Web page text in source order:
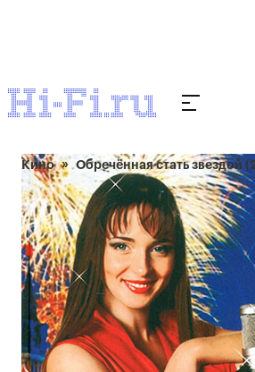
Кино Обречённая стать звездой